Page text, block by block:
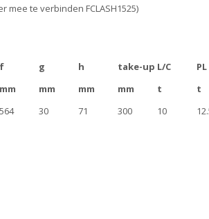
mee te verbinden FCLASH1525)
f g h take-up L/C PL
mm mm mm mm t t
564 30 71 300 10